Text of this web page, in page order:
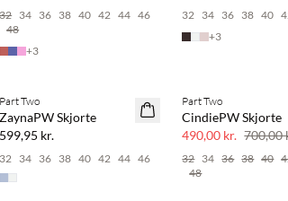
32 34 36 38 40 42 44 46
48
+3
32 34 36 38 40
+3
NYHED
SAVE20
Part Two
ZaynaPW Skjorte
599,95 kr.
32 34 36 38 40 42 44 46
SAVE20
Part Two
CindiePW Skjorte
490,00 kr. 700,00
32 34 36 38 40
48